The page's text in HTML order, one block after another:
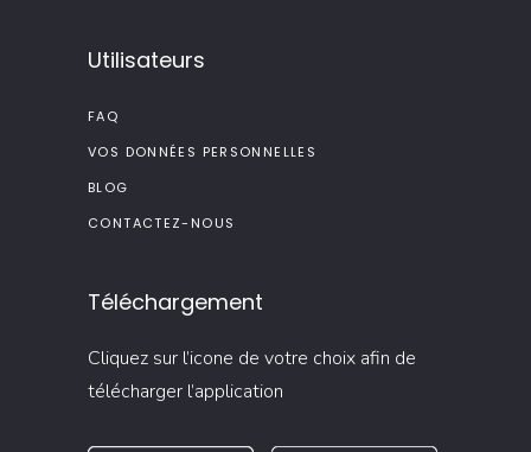
Utilisateurs
FAQ
VOS DONNÉES PERSONNELLES
BLOG
CONTACTEZ-NOUS
Téléchargement
Cliquez sur l’icone de votre choix afin de
télécharger l’application